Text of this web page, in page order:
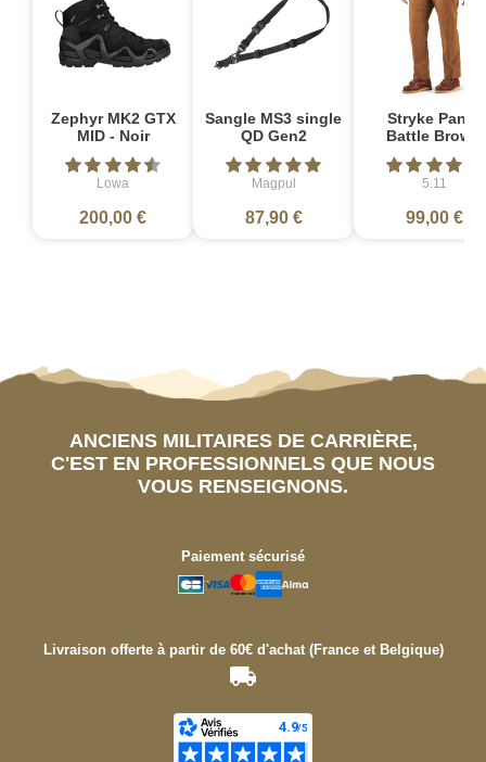
Zephyr MK2 GTX
MID - Noir
Lowa
200,00 €
Sangle MS3 single
QD Gen2
Magpul
87,90 €
Stryke Pant -
Battle Brown
5.11
99,00 €
ANCIENS MILITAIRES DE CARRIÈRE,
C'EST EN PROFESSIONNELS QUE NOUS
VOUS RENSEIGNONS.
Paiement sécurisé
Livraison offerte à partir de 60€ d'achat (France et Belgique)